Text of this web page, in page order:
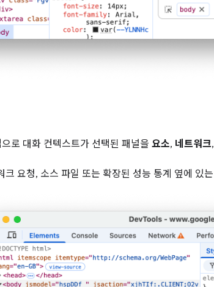
로 대화 컨텍스트가 선택된 패널을 요소, 네트워크,
크 요청, 소스 파일 또는 확장된 성능 통계 옆에 있는